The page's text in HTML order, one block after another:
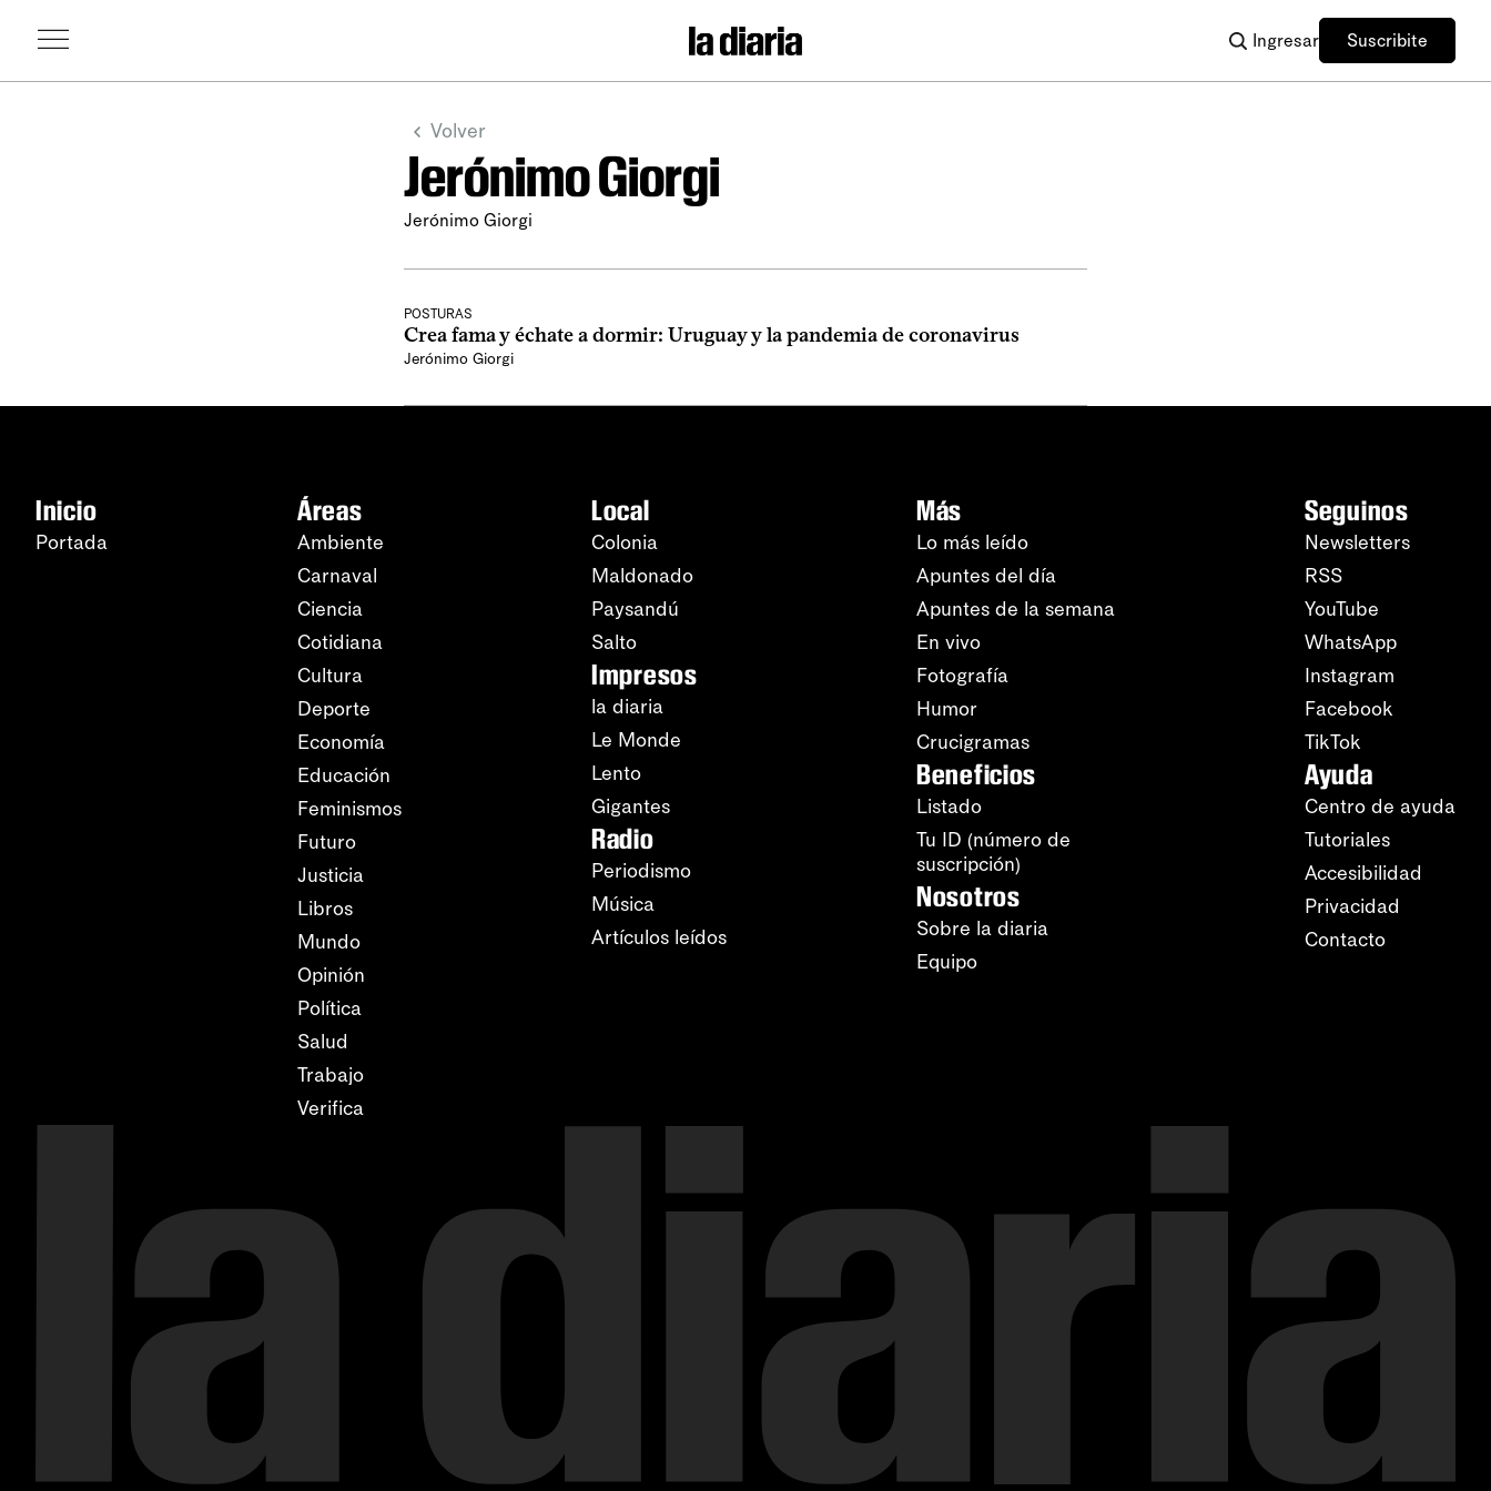
Ingresar Suscribite
Volver
Jerónimo Giorgi
Jerónimo Giorgi
POSTURAS
Crea fama y échate a dormir: Uruguay y la pandemia de coronavirus
Jerónimo Giorgi
Inicio
Portada
Áreas
Ambiente
Carnaval
Ciencia
Cotidiana
Cultura
Deporte
Economía
Educación
Feminismos
Futuro
Justicia
Libros
Mundo
Opinión
Política
Salud
Trabajo
Verifica
Local
Colonia
Maldonado
Paysandú
Salto
Impresos
la diaria
Le Monde
Lento
Gigantes
Radio
Periodismo
Música
Artículos leídos
Más
Lo más leído
Apuntes del día
Apuntes de la semana
En vivo
Fotografía
Humor
Crucigramas
Beneficios
Listado
Tu ID (número de
suscripción)
Nosotros
Sobre la diaria
Equipo
Seguinos
Newsletters
RSS
YouTube
WhatsApp
Instagram
Facebook
TikTok
Ayuda
Centro de ayuda
Tutoriales
Accesibilidad
Privacidad
Contacto